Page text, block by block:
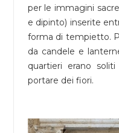
per le immagini
e dipinto) inserite
forma di tempietto.
da candele e
quartieri erano
portare dei fiori.